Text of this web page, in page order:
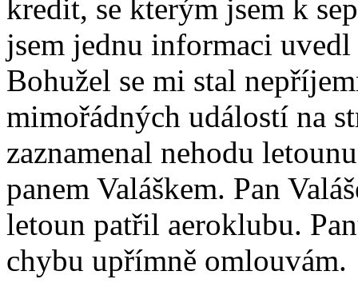
kredit, se kterým jsem k
jsem jednu informaci uvedl
Bohužel se mi stal
mimořádných událostí na
zaznamenal nehodu
panem Valáškem. Pan
letoun patřil aeroklubu.
chybu upřímně omlouvám.